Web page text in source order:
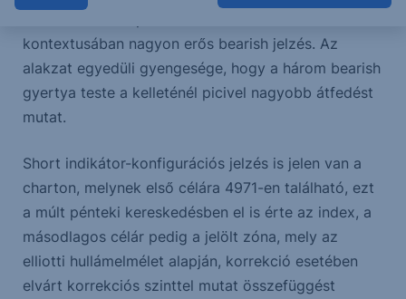
kontextusában nagyon erős bearish jelzés. Az
alakzat egyedüli gyengesége, hogy a három bearish
gyertya teste a kelleténél picivel nagyobb átfedést
mutat.
Short indikátor-konfigurációs jelzés is jelen van a
charton, melynek első célára 4971-en található, ezt
a múlt pénteki kereskedésben el is érte az index, a
másodlagos célár pedig a jelölt zóna, mely az
elliotti hullámelmélet alapján, korrekció esetében
elvárt korrekciós szinttel mutat összefüggést